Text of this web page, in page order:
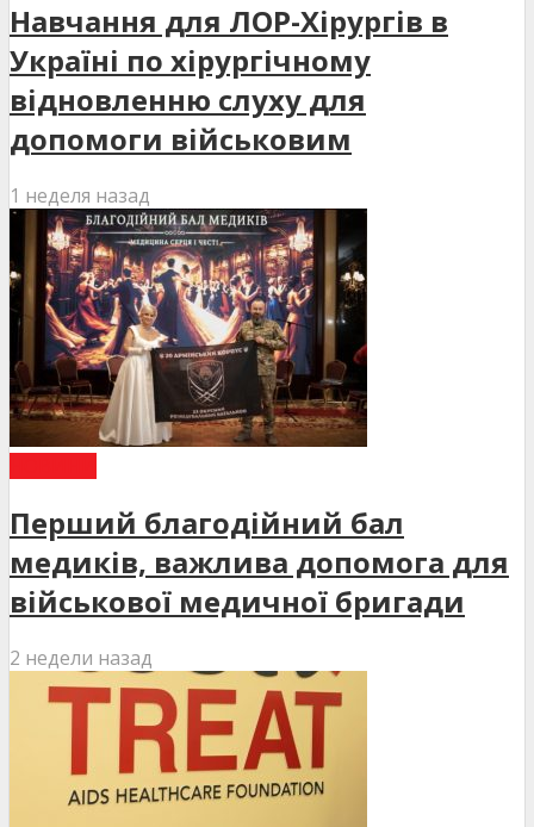
Навчання для ЛОР-Хірургів в
Україні по хірургічному
відновленню слуху для
допомоги військовим
1 неделя назад
Перший благодійний бал
медиків, важлива допомога для
військової медичної бригади
2 недели назад